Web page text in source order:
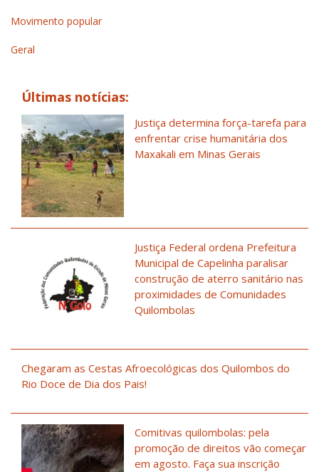
Movimento popular
Geral
Últimas notícias:
Justiça determina força-tarefa para
enfrentar crise humanitária dos
Maxakali em Minas Gerais
Justiça Federal ordena Prefeitura
Municipal de Capelinha paralisar
construção de aterro sanitário nas
proximidades de Comunidades
Quilombolas
Chegaram as Cestas Afroecológicas dos Quilombos do
Rio Doce de Dia dos Pais!
Comitivas quilombolas: pela
promoção de direitos vão começar
em agosto. Faça sua inscrição